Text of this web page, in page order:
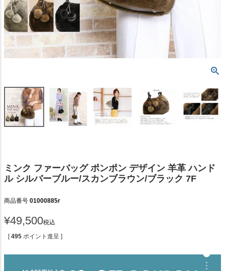
ミンク ファーバッグ ポンポン デザイン 羊革 ハンド
ル シルバーブルー/スカンブラウン/ブラック 7F
商品番号 01000885r
¥49,500税込
[ 495 ポイント進呈 ]